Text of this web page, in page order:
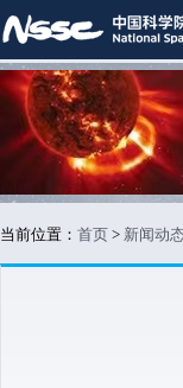
当前位置： 首页 > 新闻动